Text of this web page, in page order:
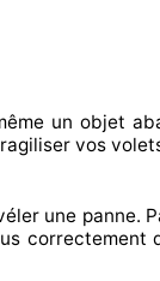
un objet
vos
une panne.
correctement